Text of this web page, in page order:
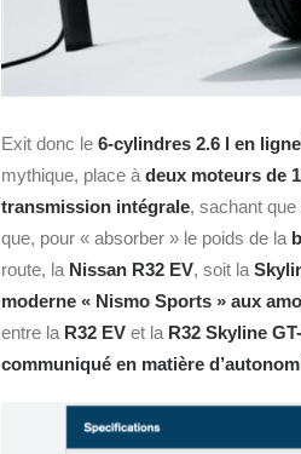
Exit donc le 6-cylindres 2.6 l en
mythique, place à deux moteurs de
transmission intégrale, sachant
que, pour « absorber » le poids de la
route, la Nissan R32 EV, soit la
moderne « Nismo Sports » aux
entre la R32 EV et la R32 Skyline
communiqué en matière